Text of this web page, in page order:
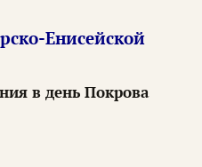
Енисейской
в день Покрова